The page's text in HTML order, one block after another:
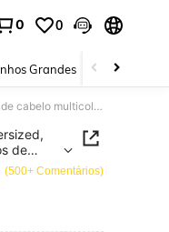
0 0
Grandes Joias e
Scrunchies de cabelo plissados oversized, Acessórios de cabelo florais franceses, Elásticos de cabelo multicoloridos para mulheres, Scrunchies de cabelo da moda, Acessórios de cabelo. Acessórios de cabelo minimalistas elegantes, Scrunchies de cabelo, Elásticos para rabo de cavalo Acessórios de cabeça Faixa elástica
de
de
de
(500+ Comentários)